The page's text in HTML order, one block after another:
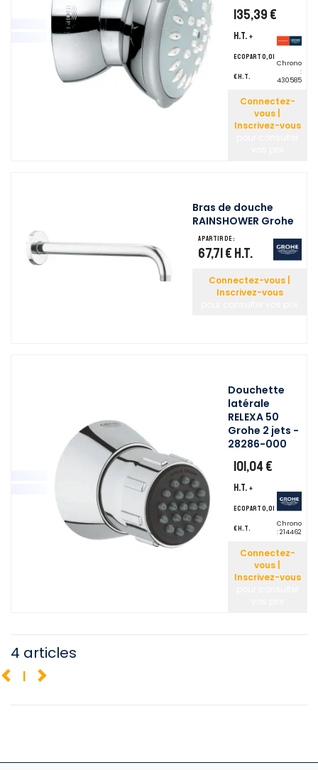
135,39 €
H.T. +
ecopart 0,01
€ H.T.
Chrono
:
430585
Connectez-
vous |
Inscrivez-vous
Bras de douche
RAINSHOWER Grohe
A partir de :
67,71 € H.T.
Connectez-vous |
Inscrivez-vous
Douchette
latérale
RELEXA 50
Grohe 2 jets -
28286-000
101,04 €
H.T. +
ecopart 0,01
€ H.T.
Chrono
: 214462
Connectez-
vous |
Inscrivez-vous
4 articles
1